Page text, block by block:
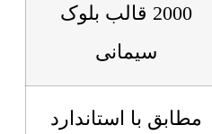
2000 قالب بلوک
سیمانی
مطابق با استاندارد